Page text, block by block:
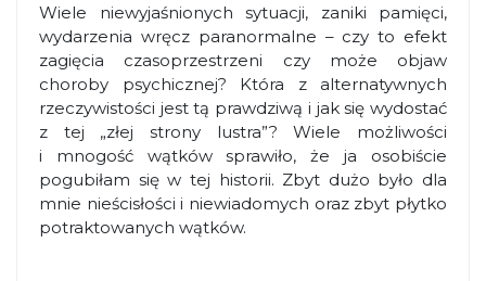
Wiele niewyjaśnionych sytuacji, zaniki pamięci,
wydarzenia wręcz paranormalne – czy to efekt
zagięcia czasoprzestrzeni czy może objaw
choroby psychicznej? Która z alternatywnych
rzeczywistości jest tą prawdziwą i jak się wydostać
z tej „złej strony lustra”? Wiele możliwości
i mnogość wątków sprawiło, że ja osobiście
pogubiłam się w tej historii. Zbyt dużo było dla
mnie nieścisłości i niewiadomych oraz zbyt płytko
potraktowanych wątków.